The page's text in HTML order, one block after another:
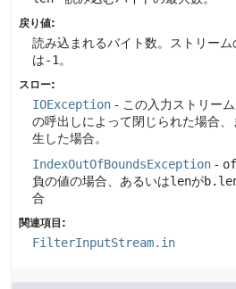
戻り値:
読み込まれるバイト数。ストリー
は-1 。
スロー:
IOException - この入力ストリー
の呼出しによって閉じられた場合
生した場合。
IndexOutOfBoundsException -
負の値の場合、あるいはlenが
合
関連項目:
FilterInputStream.in